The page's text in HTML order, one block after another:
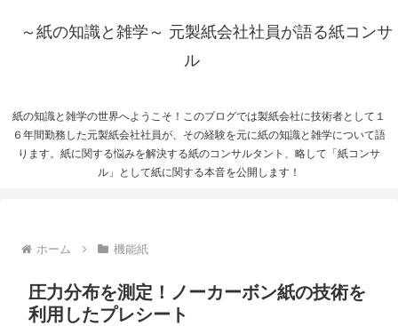
～紙の知識と雑学～ 元製紙会社社員が語る紙コンサ
ル
紙の知識と雑学の世界へようこそ！このブログでは製紙会社に技術者として１
６年間勤務した元製紙会社社員が、その経験を元に紙の知識と雑学について語
ります。紙に関する悩みを解決する紙のコンサルタント、略して「紙コンサ
ル」として紙に関する本音を公開します！
ホーム 機能紙
圧力分布を測定！ノーカーボン紙の技術を
利用したプレシート